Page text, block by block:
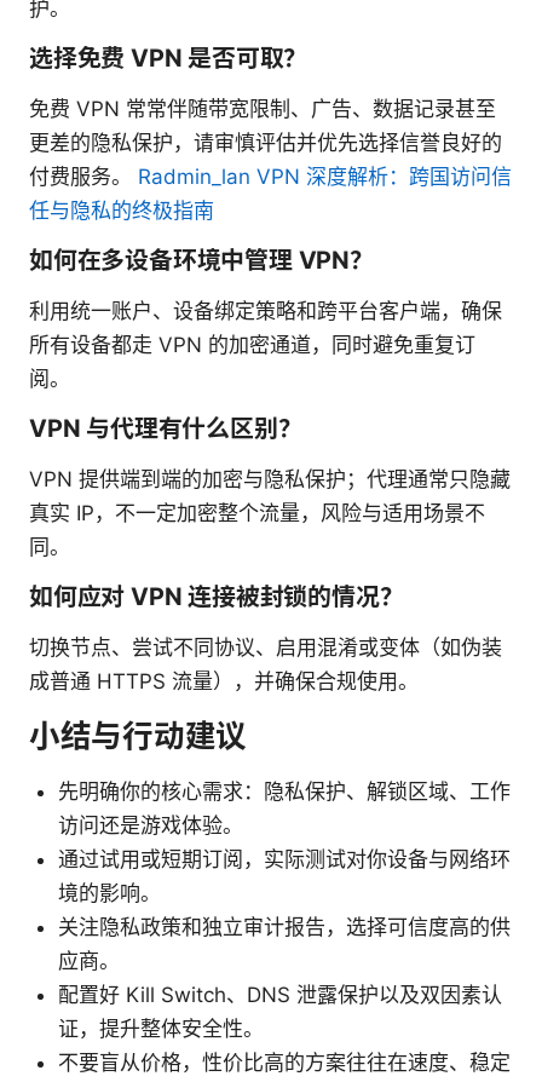
护。
选择免费 VPN 是否可取？
免费 VPN 常常伴随带宽限制、广告、数据记录甚至
更差的隐私保护，请审慎评估并优先选择信誉良好的
付费服务。 Radmin_lan VPN 深度解析：跨国访问信
任与隐私的终极指南
如何在多设备环境中管理 VPN？
利用统一账户、设备绑定策略和跨平台客户端，确保
所有设备都走 VPN 的加密通道，同时避免重复订
阅。
VPN 与代理有什么区别？
VPN 提供端到端的加密与隐私保护；代理通常只隐藏
真实 IP，不一定加密整个流量，风险与适用场景不
同。
如何应对 VPN 连接被封锁的情况？
切换节点、尝试不同协议、启用混淆或变体（如伪装
成普通 HTTPS 流量），并确保合规使用。
小结与行动建议
先明确你的核心需求：隐私保护、解锁区域、工作
访问还是游戏体验。
通过试用或短期订阅，实际测试对你设备与网络环
境的影响。
关注隐私政策和独立审计报告，选择可信度高的供
应商。
配置好 Kill Switch、DNS 泄露保护以及双因素认
证，提升整体安全性。
不要盲从价格，性价比高的方案往往在速度、稳定